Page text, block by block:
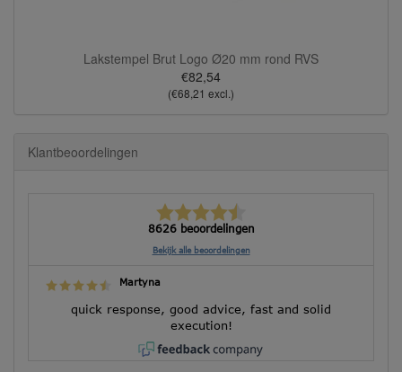
Lakstempel Brut Logo Ø20 mm rond RVS
€82,54
(€68,21 excl.)
Klantbeoordelingen
8626 beoordelingen
Bekijk alle beoordelingen
Martyna
quick response, good advice, fast and solid
execution!